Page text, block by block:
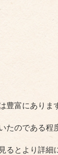
豊富にありま
たのである程
るとより詳